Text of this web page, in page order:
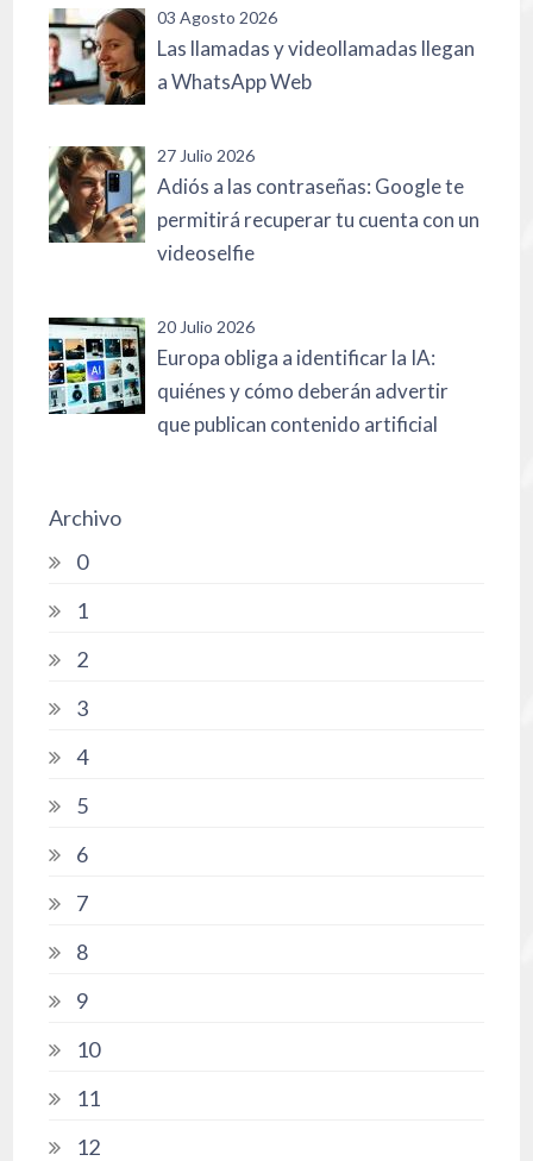
03 Agosto 2026
Las llamadas y videollamadas llegan
a WhatsApp Web
27 Julio 2026
Adiós a las contraseñas: Google te
permitirá recuperar tu cuenta con un
videoselfie
20 Julio 2026
Europa obliga a identificar la IA:
quiénes y cómo deberán advertir
que publican contenido artificial
Archivo
0
1
2
3
4
5
6
7
8
9
10
11
12